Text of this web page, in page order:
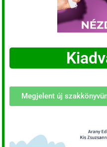
Megjelent új